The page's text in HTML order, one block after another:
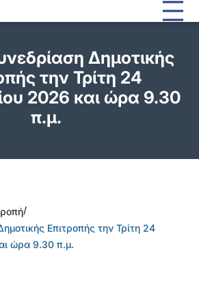
Δημοτικής
την Τρίτη 24
2026 και ώρα 9.30
π.μ.
/
Επιτροπής την Τρίτη 24
ώρα 9.30 π.μ.